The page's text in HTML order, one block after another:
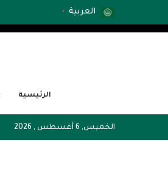
العربية ▼
الرئيسية
الخميس, 6 أغسطس , 2026